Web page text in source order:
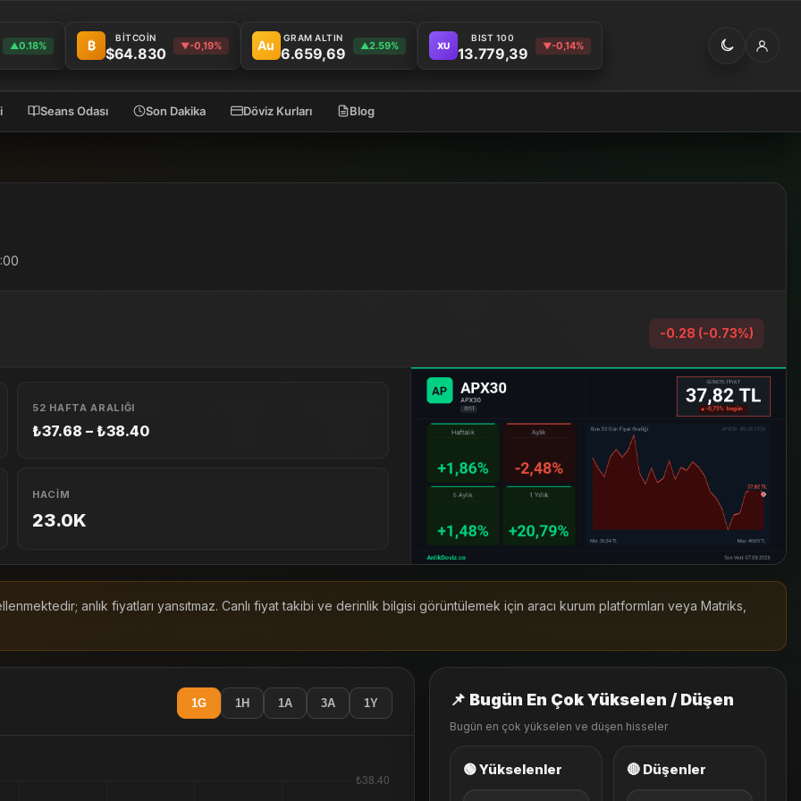
▲0.18% ₿ BİTCOİN
$64.830 ▼-0,19% Au GRAM ALTIN
6.659,69 ▲2.59% XU
BIST 100
13.779,39 ▼-0,14%
Seans Odası Son Dakika Döviz Kurları Blog
-0.28 (-0.73%)
52 HAFTA ARALIĞI
₺37.68 – ₺38.40
HACIM
23.0K
anlık fiyatları yansıtmaz. Canlı fiyat takibi ve derinlik bilgisi görüntülemek için aracı kurum platformları veya Matriks,
1G 1H 1A 3A 1Y 📌 Bugün En Çok Yükselen / Düşen
Bugün en çok yükselen ve düşen hisseler
🟢 Yükselenler 🔴 Düşenler